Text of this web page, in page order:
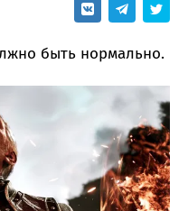
быть нормально.